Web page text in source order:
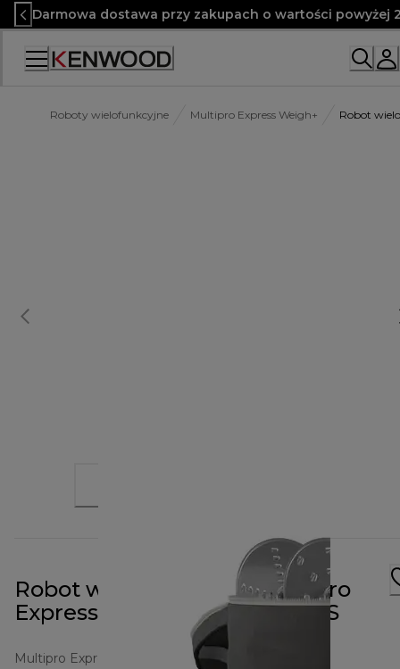
Skip
to
Content
Darmowa dostawa przy zakupach o wartości powyżej
Roboty wielofunkcyjne Multipro Express Weigh+ Robot
Robot wielofunkcyjny MultiPro
Express Weigh+ FDM71.450SS
Multipro Express Weigh+